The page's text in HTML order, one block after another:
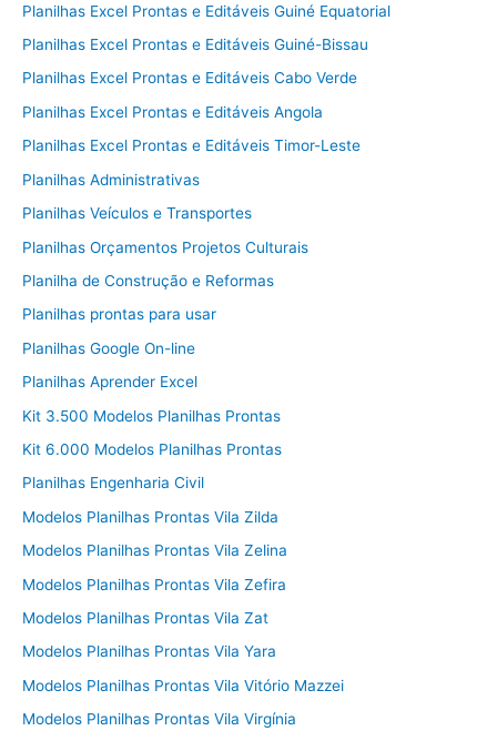
Planilhas Excel Prontas e Editáveis Guiné Equatorial
Planilhas Excel Prontas e Editáveis Guiné-Bissau
Planilhas Excel Prontas e Editáveis Cabo Verde
Planilhas Excel Prontas e Editáveis Angola
Planilhas Excel Prontas e Editáveis Timor-Leste
Planilhas Administrativas
Planilhas Veículos e Transportes
Planilhas Orçamentos Projetos Culturais
Planilha de Construção e Reformas
Planilhas prontas para usar
Planilhas Google On-line
Planilhas Aprender Excel
Kit 3.500 Modelos Planilhas Prontas
Kit 6.000 Modelos Planilhas Prontas
Planilhas Engenharia Civil
Modelos Planilhas Prontas Vila Zilda
Modelos Planilhas Prontas Vila Zelina
Modelos Planilhas Prontas Vila Zefira
Modelos Planilhas Prontas Vila Zat
Modelos Planilhas Prontas Vila Yara
Modelos Planilhas Prontas Vila Vitório Mazzei
Modelos Planilhas Prontas Vila Virgínia